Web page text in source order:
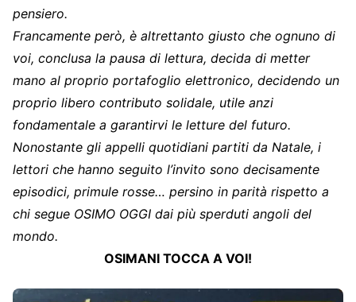
pensiero.
Francamente però, è altrettanto giusto che ognuno di
voi, conclusa la pausa di lettura, decida di metter
mano al proprio portafoglio elettronico, decidendo un
proprio libero contributo solidale, utile anzi
fondamentale a garantirvi le letture del futuro.
Nonostante gli appelli quotidiani partiti da Natale, i
lettori che hanno seguito l’invito sono decisamente
episodici, primule rosse… persino in parità rispetto a
chi segue OSIMO OGGI dai più sperduti angoli del
mondo.
OSIMANI TOCCA A VOI!